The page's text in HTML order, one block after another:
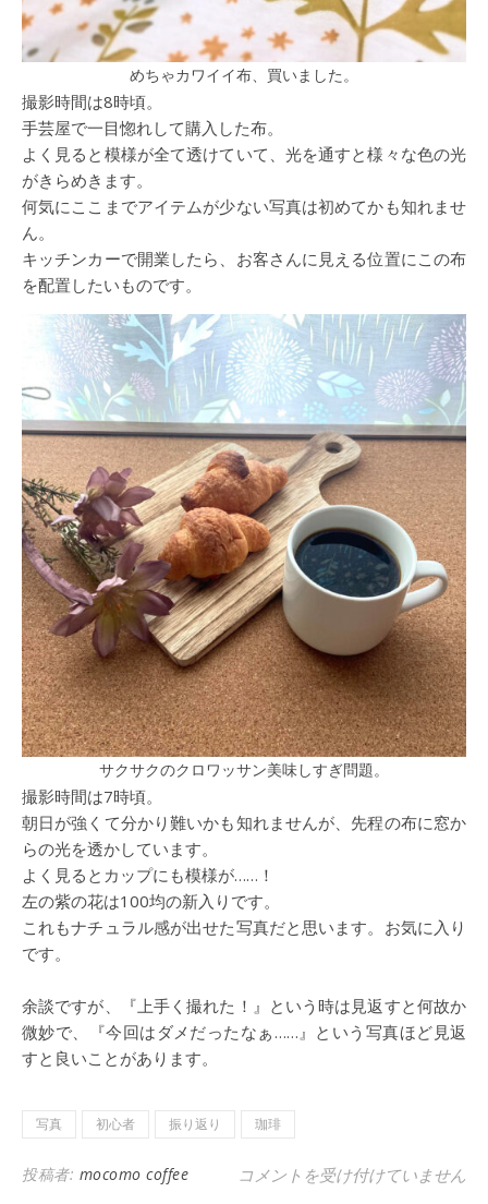
めちゃカワイイ布、買いました。
撮影時間は8時頃。
手芸屋で一目惚れして購入した布。
よく見ると模様が全て透けていて、光を通すと様々な色の光
がきらめきます。
何気にここまでアイテムが少ない写真は初めてかも知れませ
ん。
キッチンカーで開業したら、お客さんに見える位置にこの布
を配置したいものです。
サクサクのクロワッサン美味しすぎ問題。
撮影時間は7時頃。
朝日が強くて分かり難いかも知れませんが、先程の布に窓か
らの光を透かしています。
よく見るとカップにも模様が……！
左の紫の花は100均の新入りです。
これもナチュラル感が出せた写真だと思います。お気に入り
です。
余談ですが、『上手く撮れた！』という時は見返すと何故か
微妙で、『今回はダメだったなぁ……』という写真ほど見返
すと良いことがあります。
写真 初心者 振り返り 珈琲
投稿者: mocomo coffee 自分を納得させるのは自分 は
コメントを受け付けていません